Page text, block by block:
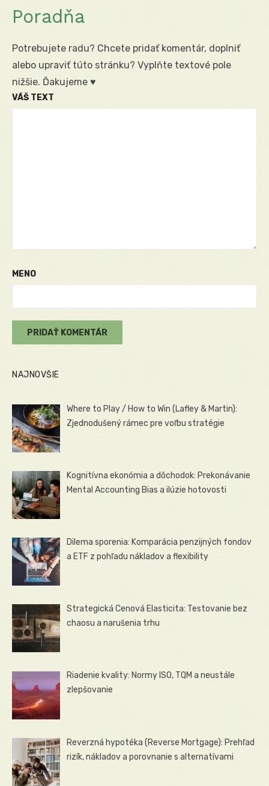
Poradňa
Potrebujete radu? Chcete pridať komentár, doplniť
alebo upraviť túto stránku? Vyplňte textové pole
nižšie. Ďakujeme ♥
VÁŠ TEXT
MENO
NAJNOVŠIE
Where to Play / How to Win (Lafley & Martin):
Zjednodušený rámec pre voľbu stratégie
Kognitívna ekonómia a dôchodok: Prekonávanie
Mental Accounting Bias a ilúzie hotovosti
Dilema sporenia: Komparácia penzijných fondov
a ETF z pohľadu nákladov a flexibility
Strategická Cenová Elasticita: Testovanie bez
chaosu a narušenia trhu
Riadenie kvality: Normy ISO, TQM a neustále
zlepšovanie
Reverzná hypotéka (Reverse Mortgage): Prehľad
rizík, nákladov a porovnanie s alternatívami